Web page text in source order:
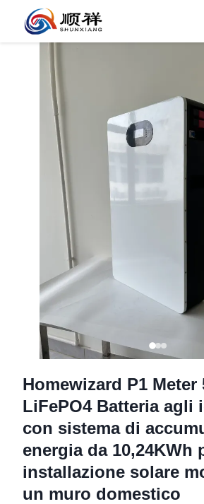
Homewizard P1 Meter
LiFePO4 Batteria
con sistema di
energia da 10,24KWh
installazione solare
un muro domestico